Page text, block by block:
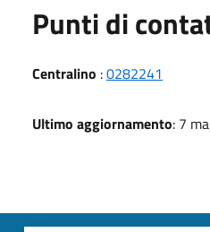
Punti di
Centralino :0282241
Ultimo aggiornamento: 7